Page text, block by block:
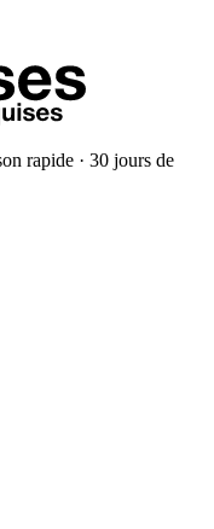
rapide · 30 jours de